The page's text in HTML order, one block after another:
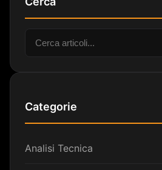
Cerca:
Categorie
Analisi Tecnica